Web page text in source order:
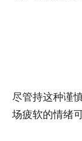
尽管持这种谨
场疲软的情绪